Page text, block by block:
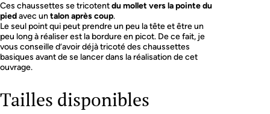
Ces chaussettes se tricotentdu mollet vers la pointe du
piedavec untalon après coup.
Le seul point qui peut prendre un peu la tête et être un
peu long à réaliser est la bordure en picot. De ce fait, je
vous conseille d’avoir déjà tricoté des chaussettes
basiques avant de se lancer dans la réalisation de cet
ouvrage.
Tailles disponibles